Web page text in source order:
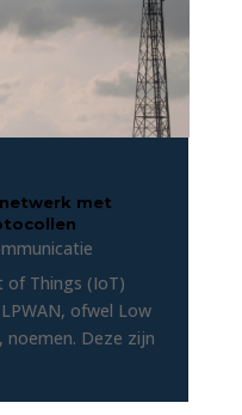
met
of Things (IoT)
ofwel Low
noemen. Deze zijn